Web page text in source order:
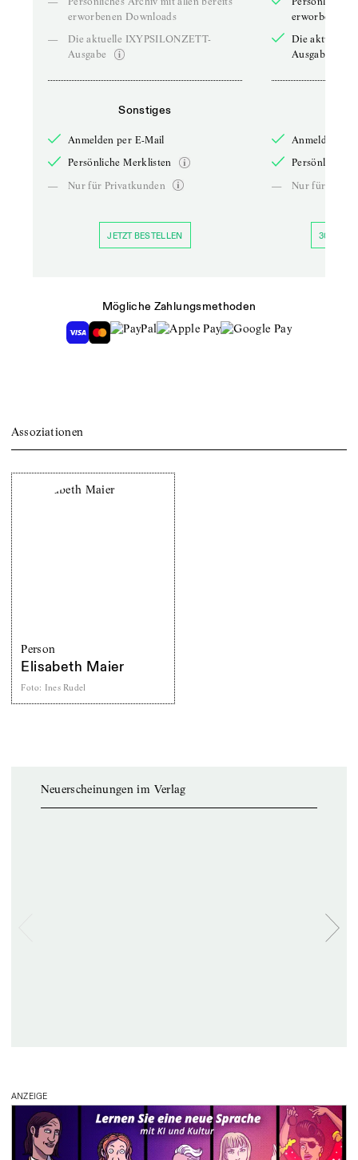
erworbenen Downloads
—
Die aktuelle IXYPSILONZETT-
Ausgabe
Sonstiges
Anmelden per E-Mail
Persönliche Merklisten
—
Nur für Privatkunden
JETZT BESTELLEN
erworbenen
Die aktuelle
Ausgabe
Anmelden
Persönliche
—
Nur für
30 TAGE
Mögliche Zahlungsmethoden
Assoziationen
Person
Elisabeth Maier
Foto: Ines Rudel
Neuerscheinungen im Verlag
ANZEIGE